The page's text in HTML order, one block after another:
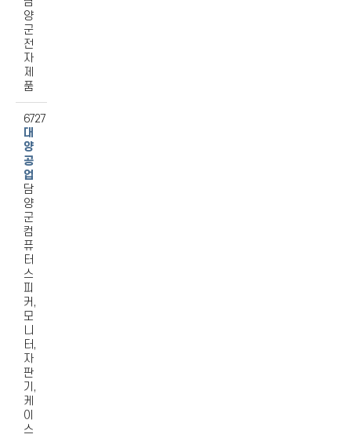
양
군
전
자
제
품
6727
대
양
공
업
담
양
군
컴
퓨
터
스
피
커,
모
니
터,
자
판
기,
케
이
스